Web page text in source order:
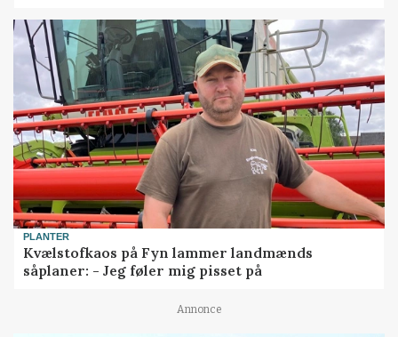
PLANTER
Kvælstofkaos på Fyn lammer landmænds
såplaner: - Jeg føler mig pisset på
Annonce